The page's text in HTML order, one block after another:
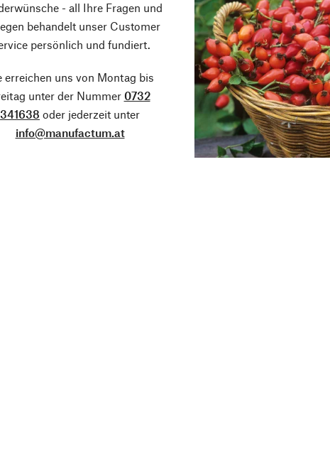
- all Ihre Fragen und
behandelt unser Customer
persönlich und fundiert.
erreichen uns von Montag bis
unter der Nummer 0732
341638 oder jederzeit unter
info@manufactum.at